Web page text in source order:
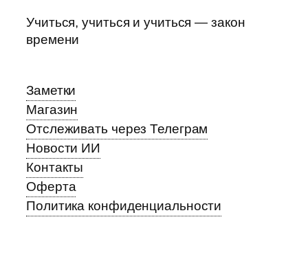
Учиться, учиться и учиться — закон
времени
Заметки
Магазин
Отслеживать через Телеграм
Новости ИИ
Контакты
Оферта
Политика конфиденциальности